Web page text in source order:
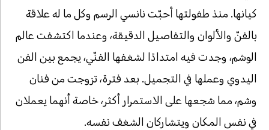
كيانها. منذ طفولتها أحبّت نانسي الرسم وكل ما له علاقة
بالفنّ والألوان والتفاصيل الدقيقة، وعندما اكتشفت عالم
الوشم، وجدت فيه امتدادًا لشغفها الفنّي، يجمع بين الفن
اليدوي وعملها في التجميل. بعد فترة، تزوجت من فنان
وشم، مما شجعها على الاستمرار أكثر، خاصة أنهما يعملان
في نفس المكان ويتشاركان الشغف نفسه.